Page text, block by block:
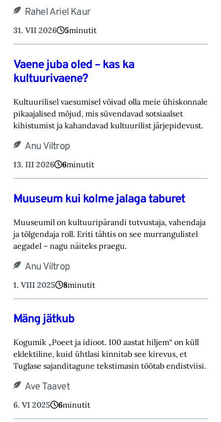
Rahel Ariel Kaur
31. VII 2026 5minutit
Vaene juba oled – kas ka
kultuurivaene?
Kultuurilisel vaesumisel võivad olla meie ühiskonnale
pikaajalised mõjud, mis süvendavad sotsiaalset
kihistumist ja kahandavad kultuurilist järjepidevust.
Anu Viltrop
13. III 2026 6minutit
Muuseum kui kolme jalaga taburet
Muuseumil on kultuuripärandi tutvustaja, vahendaja
ja tõlgendaja roll. Eriti tähtis on see murrangulistel
aegadel – nagu näiteks praegu.
Anu Viltrop
1. VIII 2025 8minutit
Mäng jätkub
Kogumik „Poeet ja idioot. 100 aastat hiljem“ on küll
eklektiline, kuid ühtlasi kinnitab see kirevus, et
Tuglase sajanditagune tekstimasin töötab endistviisi.
Ave Taavet
6. VI 2025 6minutit